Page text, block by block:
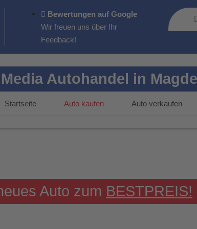
Bewertungen auf Google
Wir freuen uns über Ihr
Feedback!
Media Autohandel in
Startseite Auto kaufen Auto verkaufen
Auto zum BESTPREIS!